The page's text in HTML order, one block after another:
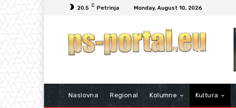
20.5 C Petrinja Monday, August 10, 2026
Naslovna Regional Kolumne Kultura